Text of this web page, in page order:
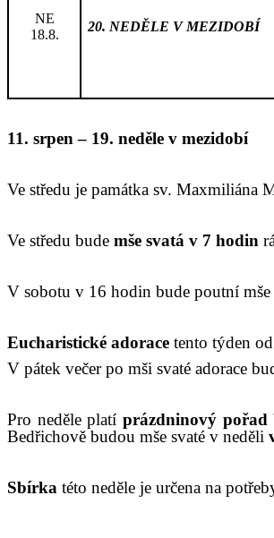
NE
18.8.
20. NEDĚLE V MEZIDOBÍ
11. srpen– 19. neděle v mezidobí
Ve středu je památka sv. Maxmiliána
Ve středu bude mše svatá v 7 hodin
V sobotu v 16 hodin bude poutní mše
Eucharistické adorace tento týden
V pátek večer po mši svaté adorace
Pro neděle platíprázdninový pořad
Bedřichově budou mše svaté v neděli
Sbírka této neděle je určena na